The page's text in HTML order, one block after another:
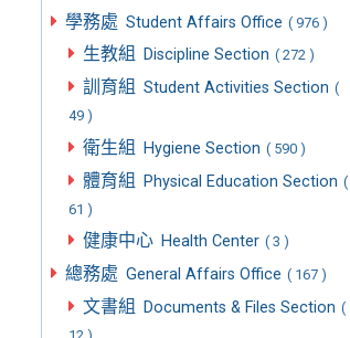
學務處 Student Affairs Office ( 976 )
生教組 Discipline Section ( 272 )
訓育組 Student Activities Section (
49 )
衛生組 Hygiene Section ( 590 )
體育組 Physical Education Section (
61 )
健康中心 Health Center ( 3 )
總務處 General Affairs Office ( 167 )
文書組 Documents & Files Section (